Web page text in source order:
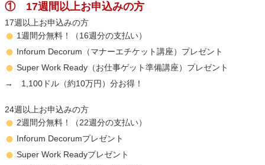
① 17週間以上お申込みの方
17週以上お申込みの方
1週間分無料！（16週分の支払い）
Inforum Decorum（マナーエチケット講座）プレゼント
Super Work Ready（お仕事ゲット準備講座）プレゼント
→ 1,100ドル（約10万円）分お得！
24週以上お申込みの方
2週間分無料！（22週分の支払い）
Inforum Decorumプレゼント
Super Work Readyプレゼント